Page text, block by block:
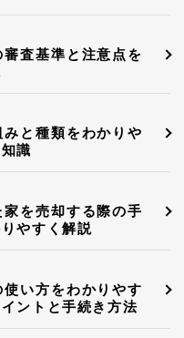
査基準と注意点を
と種類をわかりや
識
を売却する際の手
やすく解説
い方をわかりやす
ントと手続き方法